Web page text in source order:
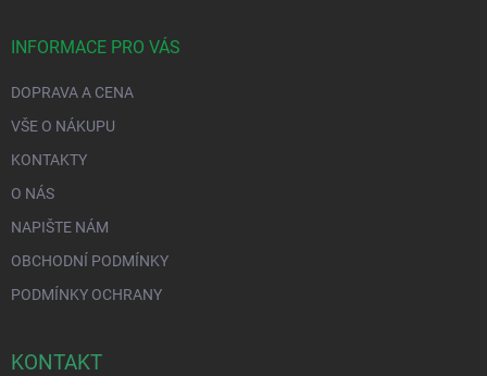
INFORMACE PRO VÁS
DOPRAVA A CENA
VŠE O NÁKUPU
KONTAKTY
O NÁS
NAPIŠTE NÁM
OBCHODNÍ PODMÍNKY
PODMÍNKY OCHRANY
KONTAKT